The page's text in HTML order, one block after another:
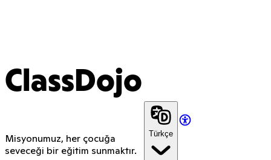
ClassDojo
Misyonumuz, her çocuğa
seveceği bir eğitim sunmaktır.
Türkçe